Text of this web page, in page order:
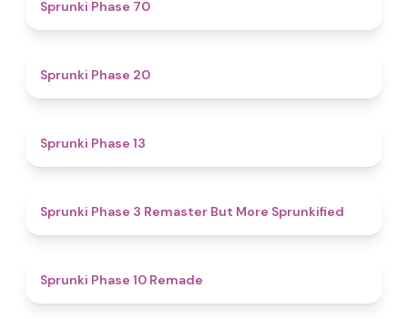
Sprunki Phase 70
Sprunki Phase 20
Sprunki Phase 13
Sprunki Phase 3 Remaster But More Sprunkified
Sprunki Phase 10 Remade